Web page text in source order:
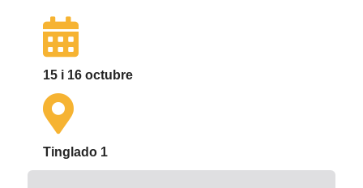
15 i 16 octubre
Tinglado 1